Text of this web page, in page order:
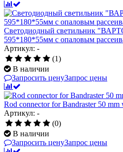
Светодиодный светильник
595*180*55мм с опаловым
Артикул: -
(1)
В наличии
Запросить ценуЗапрос цены
Rod connector for Bandraster 50 mm
Артикул: -
(0)
В наличии
Запросить ценуЗапрос цены